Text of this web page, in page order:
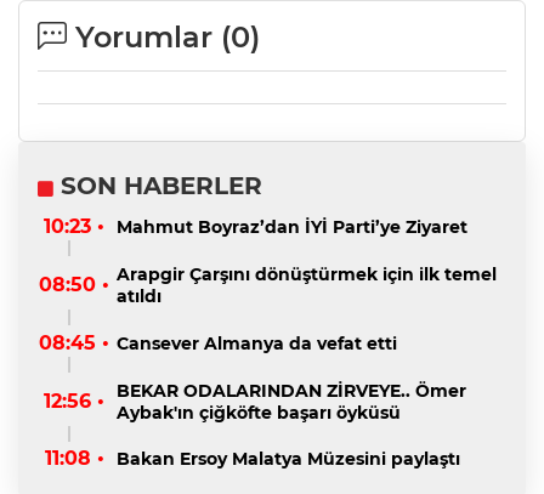
Yorumlar (0)
SON HABERLER
10:23 • Mahmut Boyraz’dan İYİ Parti’ye Ziyaret
08:50 • Arapgir Çarşını dönüştürmek için ilk temel
atıldı
08:45 • Cansever Almanya da vefat etti
12:56 •
BEKAR ODALARINDAN ZİRVEYE.. Ömer
Aybak'ın çiğköfte başarı öyküsü
11:08 • Bakan Ersoy Malatya Müzesini paylaştı